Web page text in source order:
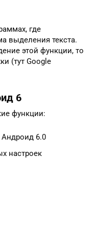
где
выделения текста.
этой функции, то
(тут Google
6
функции:
6.0
настроек